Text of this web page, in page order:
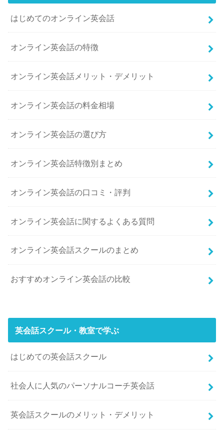
はじめてのオンライン英会話
オンライン英会話の特徴
オンライン英会話メリット・デメリット
オンライン英会話の料金相場
オンライン英会話の選び方
オンライン英会話特徴別まとめ
オンライン英会話の口コミ・評判
オンライン英会話に関するよくある質問
オンライン英会話スクールのまとめ
おすすめオンライン英会話の比較
英会話スクール・教室で学ぶ
はじめての英会話スクール
社会人に人気のパーソナルコーチ英会話
英会話スクールのメリット・デメリット